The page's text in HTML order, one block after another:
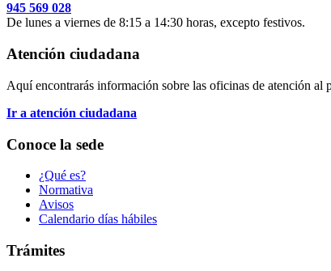
945 569 028
De lunes a viernes de 8:15 a 14:30 horas, excepto festivos.
Atención ciudadana
Aquí encontrarás información sobre las oficinas de atención
Ir a atención ciudadana
Conoce la sede
¿Qué es?
Normativa
Avisos
Calendario días hábiles
Trámites